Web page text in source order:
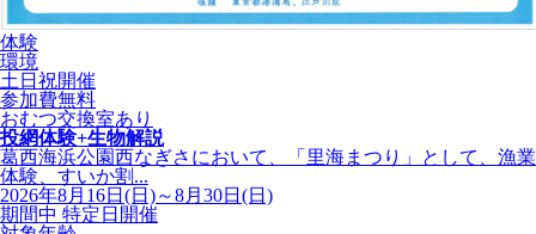
体験
環境
土日祝開催
参加費無料
おむつ交換室あり
投網体験+生物解説
葛西海浜公園西なぎさにおいて、「里海まつり」として、漁業
体験、すいか割...
2026年8月16日(日)～8月30日(日)
期間中 特定日開催